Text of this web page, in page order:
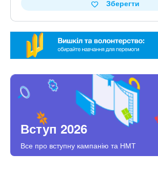
Зберегти
Вступ 2026
Все про вступну кампанію та НМТ